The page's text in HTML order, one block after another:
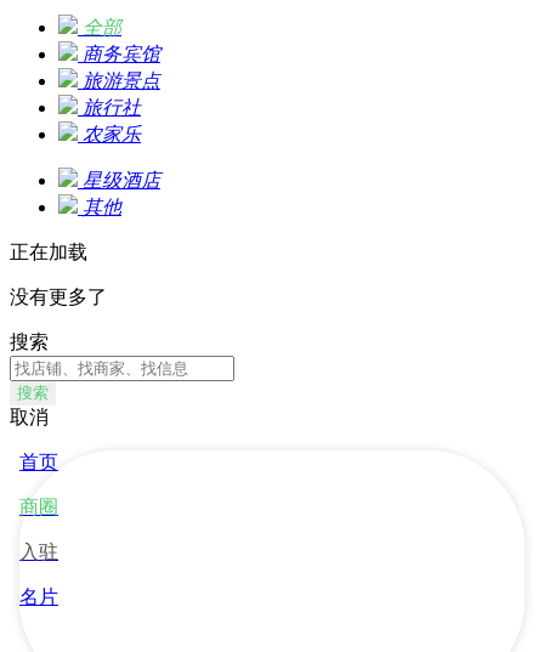
全部
商务宾馆
旅游景点
旅行社
农家乐
星级酒店
其他
正在加载
没有更多了
搜索
搜索
取消
首页
商圈
入驻
名片